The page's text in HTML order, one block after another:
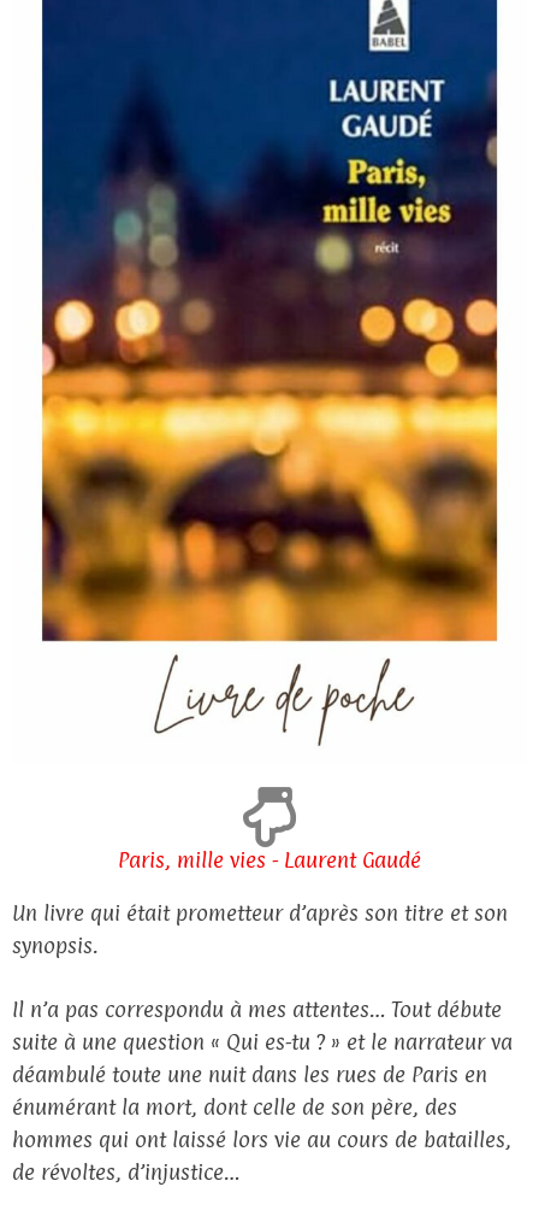
Paris, mille vies - Laurent Gaudé
Un livre qui était prometteur d’après son titre et son
synopsis.
Il n’a pas correspondu à mes attentes… Tout débute
suite à une question « Qui es-tu ? » et le narrateur va
déambulé toute une nuit dans les rues de Paris en
énumérant la mort, dont celle de son père, des
hommes qui ont laissé lors vie au cours de batailles,
de révoltes, d’injustice…